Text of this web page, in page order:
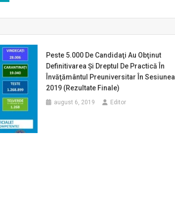
Peste 5.000 De Candidaţi Au Obţinut
Definitivarea Şi Dreptul De Practică În
Învăţământul Preuniversitar În Sesiunea
2019 (rezultate Finale)
august 6, 2019 Editor